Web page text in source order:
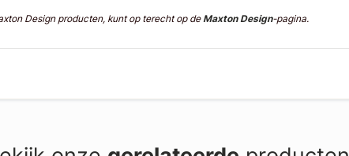
Design producten, kunt op terecht op deMaxton Design-pagina.